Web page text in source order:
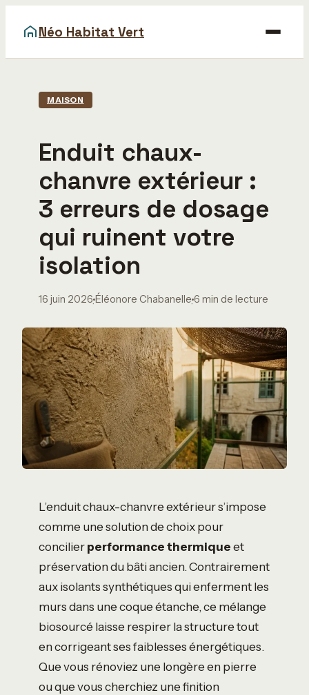
Néo Habitat Vert
Maison
Déco
Gastronomie
Immobilier
MAISON
Enduit chaux-
chanvre extérieur :
3 erreurs de dosage
qui ruinent votre
isolation
16 juin 2026·Éléonore Chabanelle·6 min de lecture
L’enduit chaux-chanvre extérieur s’impose
comme une solution de choix pour
concilierperformance thermiqueet
préservation du bâti ancien. Contrairement
aux isolants synthétiques qui enferment les
murs dans une coque étanche, ce mélange
biosourcé laisse respirer la structure tout
en corrigeant ses faiblesses énergétiques.
Que vous rénoviez une longère en pierre
ou que vous cherchiez une finition